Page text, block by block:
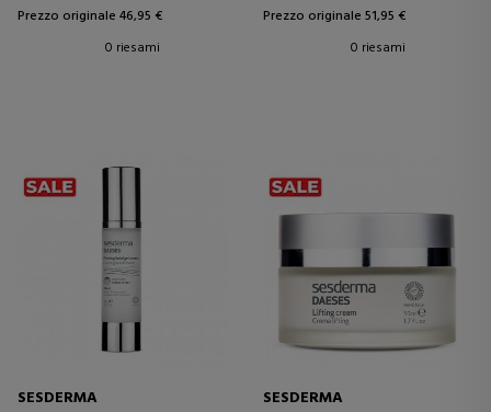
Prezzo originale 46,95 €
0 riesami
Prezzo originale 51,95 €
0 riesami
SESDERMA
SESDERMA